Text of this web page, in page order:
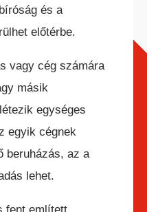
és a
előtérbe.
vagy cég számára
másik
egységes
egyik cégnek
beruházás, az a
lehet.